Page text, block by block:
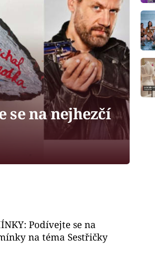
se na nejhezčí
Podívejte se na
na téma Sestřičky